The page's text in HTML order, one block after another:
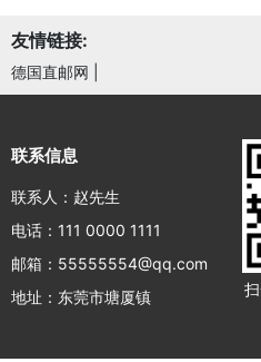
友情链接:
德国直邮网
联系信息
联系人：赵先生
电话：111 0000 1111
邮箱：55555554@qq.com
地址：东莞市塘厦镇